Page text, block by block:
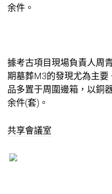
余件。
據考古項目現場負責人周
期墓葬M3的發現尤為主
品多置于周圍邊箱，以銅
余件(套)。
共享會議室